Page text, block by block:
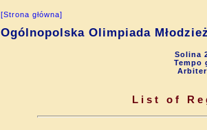
[Strona główna]
Ogólnopolska Olimpiada
Solina
Tempo
List of